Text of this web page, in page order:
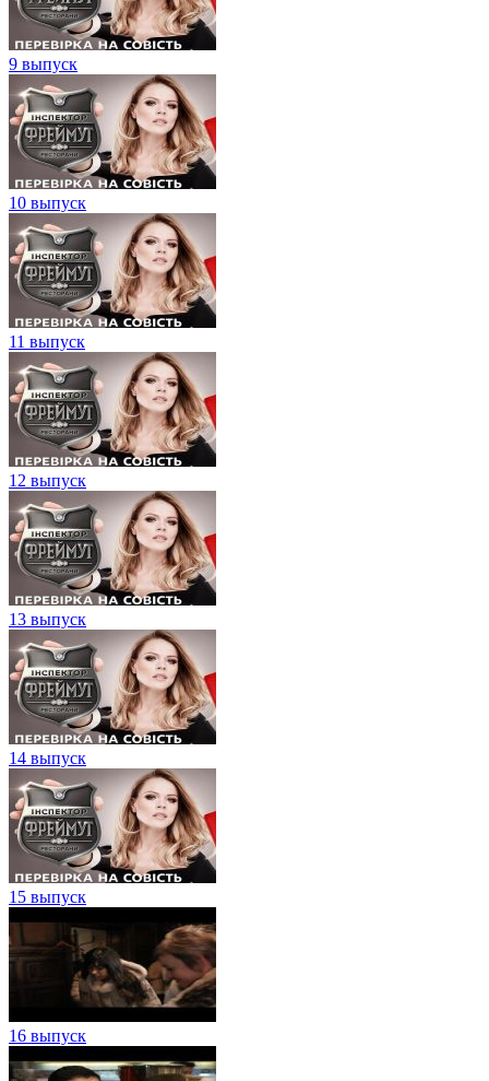
9 выпуск
10 выпуск
11 выпуск
12 выпуск
13 выпуск
14 выпуск
15 выпуск
16 выпуск